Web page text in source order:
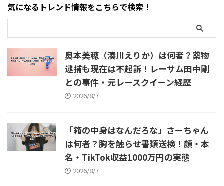
ました。 東京の弁当店などか
ら、 「値下げはしません」
益にしたい」 という趣旨の声
が報じられたのです。元記事で
は、食材費や容器代の高騰で ...
を投稿したうえ、「先ずは日
本の家族から」など家族への
危害を連想させる表現や、家
族に関する情報をDMで求める
趣旨の投稿を行ったと報じら
れました。 こ ...
気になるトレンド情報をこちらで検索！
奥本美穂（湊川えりか）は何者？薬物
逮捕も現在は不起訴！レーサム田中剛
との事件・元レースクイーン経歴
2026/8/7
「箱の中身はなんだろな」さーちゃん
は何者？胸を触らせ書類送検！顔・本
名・TikTok収益1000万円の実態
2026/8/7